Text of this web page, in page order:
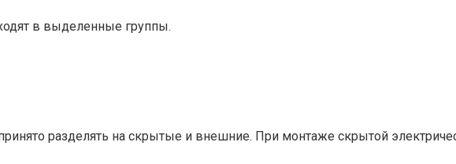
в выделенные группы.
разделять на скрытые и внешние. При монтаже скрытой